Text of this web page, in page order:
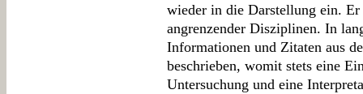
wieder in die Darstellung ein.
angrenzender Disziplinen. In
Informationen und Zitaten aus
beschrieben, womit stets eine
Untersuchung und eine